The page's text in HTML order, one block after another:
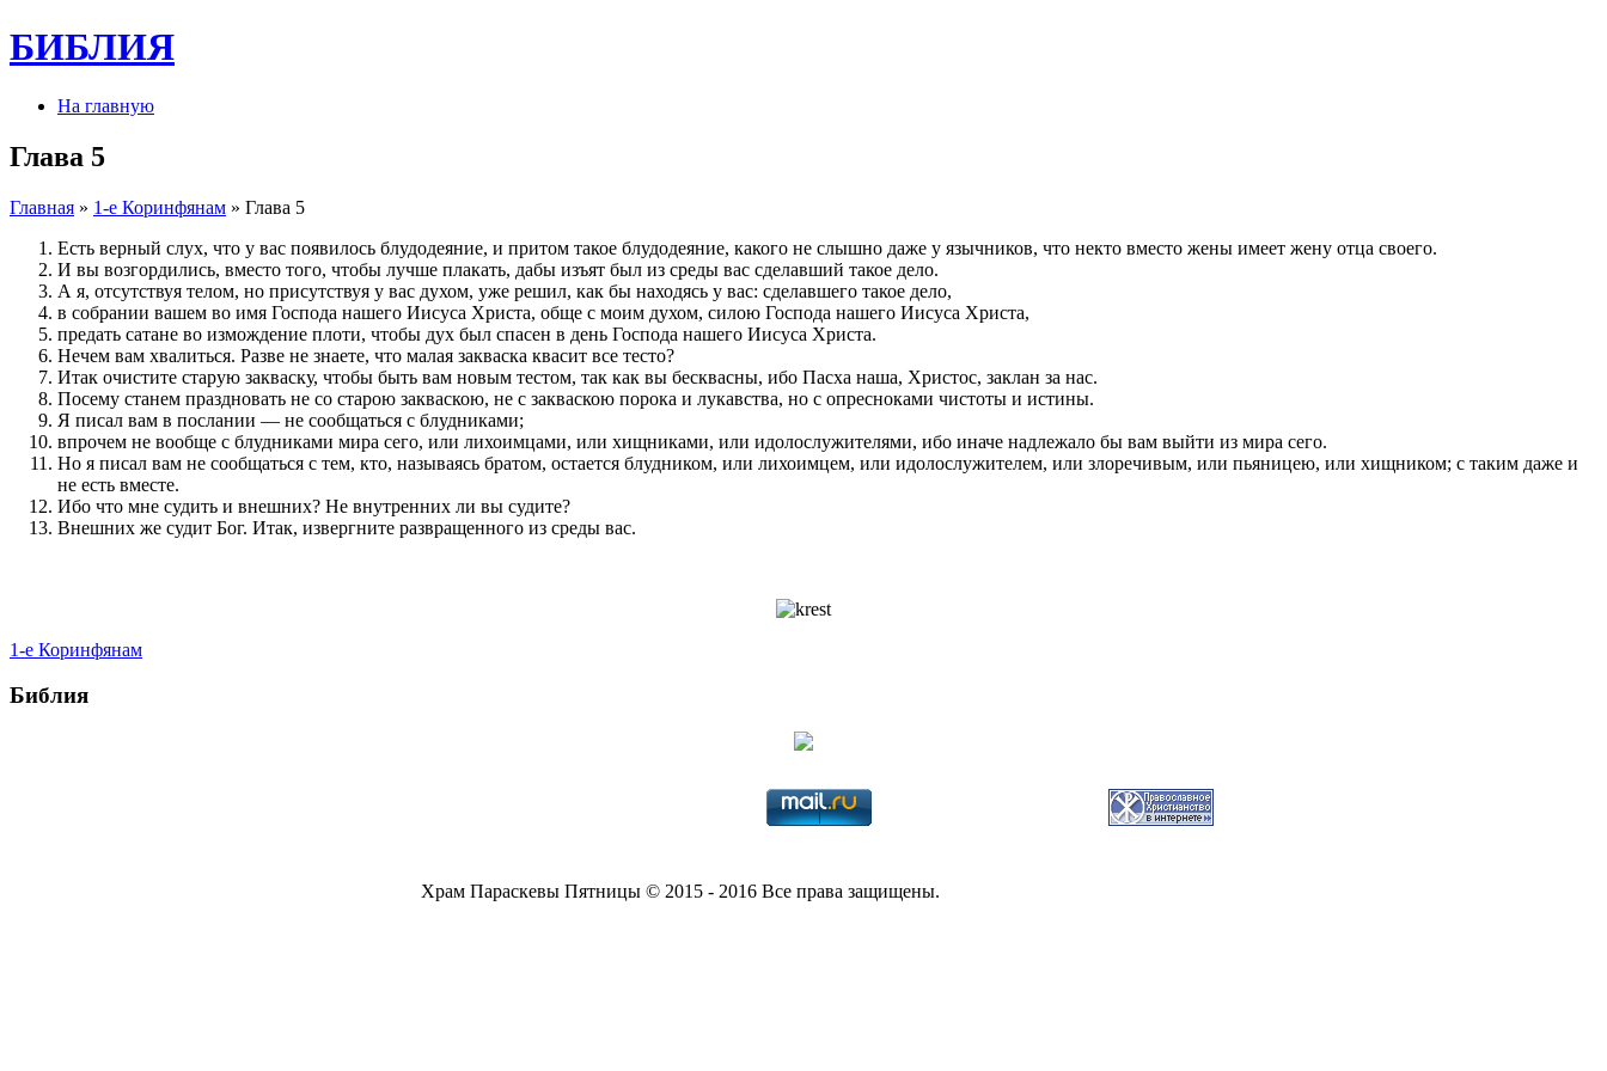
БИБЛИЯ
На главную
Глава 5
Главная » 1-е Коринфянам » Глава 5
Есть верный слух, что у вас появилось блудодеяние, и притом такое блудодеяние, какого не слышно даже у язычников, что некто вместо жены имеет жену отца своего.
И вы возгордились, вместо того, чтобы лучше плакать, дабы изъят был из среды вас сделавший такое дело.
А я, отсутствуя телом, но присутствуя у вас духом, уже решил, как бы находясь у вас: сделавшего такое дело,
в собрании вашем во имя Господа нашего Иисуса Христа, обще с моим духом, силою Господа нашего Иисуса Христа,
предать сатане во измождение плоти, чтобы дух был спасен в день Господа нашего Иисуса Христа.
Нечем вам хвалиться. Разве не знаете, что малая закваска квасит все тесто?
Итак очистите старую закваску, чтобы быть вам новым тестом, так как вы бесквасны, ибо Пасха наша, Христос, заклан за нас.
Посему станем праздновать не со старою закваскою, не с закваскою порока и лукавства, но с опресноками чистоты и истины.
Я писал вам в послании — не сообщаться с блудниками;
впрочем не вообще с блудниками мира сего, или лихоимцами, или хищниками, или идолослужителями, ибо иначе надлежало бы вам выйти из мира сего.
Но я писал вам не сообщаться с тем, кто, называясь братом, остается блудником, или лихоимцем, или идолослужителем, или злоречивым, или пьяницею, или хищником; с таким даже и
не есть вместе.
Ибо что мне судить и внешних? Не внутренних ли вы судите?
Внешних же судит Бог. Итак, извергните развращенного из среды вас.
1-е Коринфянам
Библия
Храм Параскевы Пятницы © 2015 - 2016 Все права защищены.